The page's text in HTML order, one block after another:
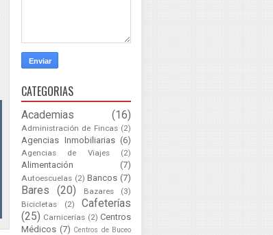
CATEGORIAS
Academias (16)
Administración de Fincas (2)
Agencias Inmobiliarias (6)
Agencias de Viajes (2)
Alimentación (7)
Autoescuelas (2) Bancos (7)
Bares (20) Bazares
(3)
Bicicletas
(2)
Cafeterías
(25) Carnicerías (2) Centros
Médicos (7) Centros de Buceo